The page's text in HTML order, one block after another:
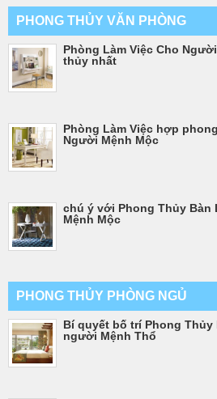
PHONG THỦY VĂN PHÒNG
Phòng Làm Việc Cho
thủy nhất
Phòng Làm Việc hợp
Người Mệnh Mộc
chú ý với Phong Thủy Bàn
Mệnh Mộc
PHONG THỦY PHÒNG NGỦ
Bí quyết bố trí Phong
người Mệnh Thổ